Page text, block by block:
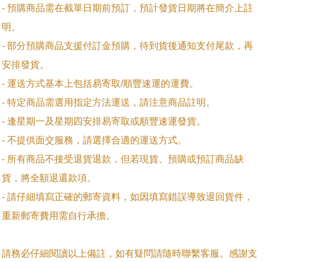
- 預購商品需在截單日期前預訂，預計發貨日期將在簡介上註
明。
- 部分預購商品支援付訂金預購，待到貨後通知支付尾款，再
安排發貨。
- 運送方式基本上包括易寄取/順豐速運的運費。
- 特定商品需選用指定方法運送，請注意商品註明。
- 逢星期一及星期四安排易寄取或順豐速運發貨。
- 不提供面交服務，請選擇合適的運送方式。
- 所有商品不接受退貨退款，但若現貨、預購或預訂商品缺
貨，將全額退還款項。
- 請仔細填寫正確的郵寄資料，如因填寫錯誤導致退回貨件，
重新郵寄費用需自行承擔。
請務必仔細閱讀以上備註，如有疑問請隨時聯繫客服。感謝支